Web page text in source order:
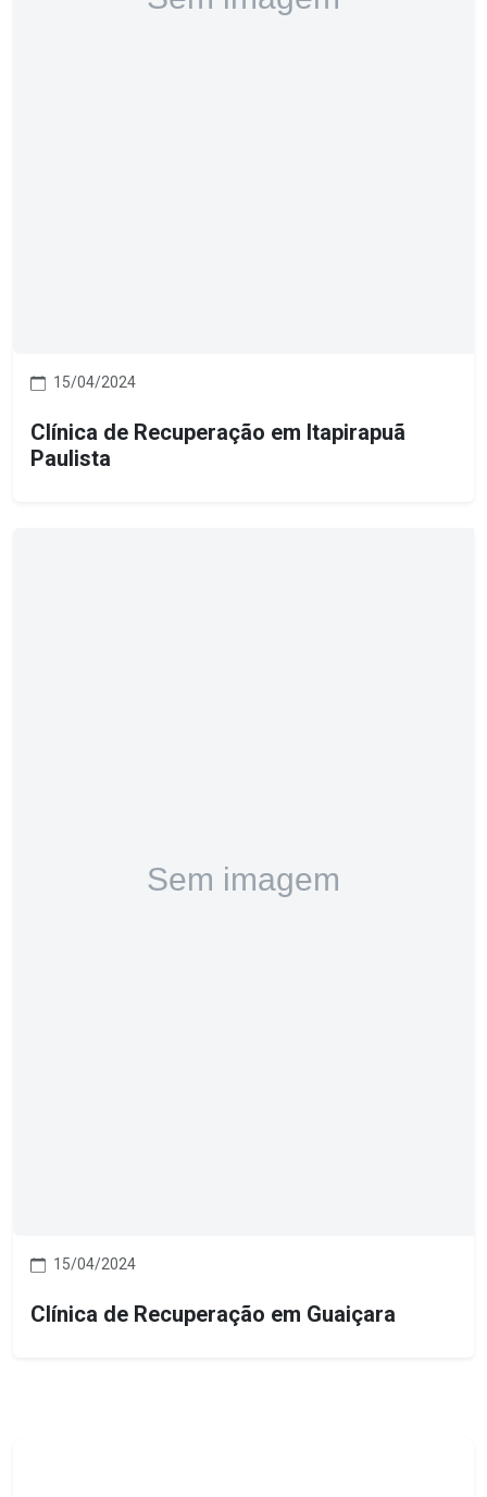
15/04/2024
Clínica de Recuperação em Itapirapuã
Paulista
15/04/2024
Clínica de Recuperação em Guaiçara